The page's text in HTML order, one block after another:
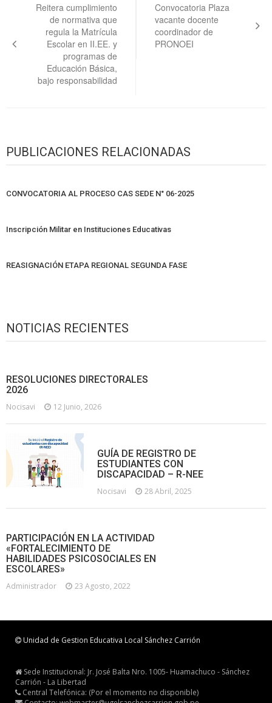
entradas
Reitera cumplimiento
de normativa que
regula la Matrícula
Escolar en II.EE. y
programas de
Educación Básica,
bajo responsabilidad
Convocatoria Plaza
vacante docente
coordinador de
PRONOEI
PUBLICACIONES RELACIONADAS
CONVOCATORIA AL PROCESO CAS SEDE N° 06-2025
Inscripción Militar en Instituciones Educativas
REASIGNACIÓN ETAPA REGIONAL SEGUNDA FASE
NOTICIAS RECIENTES
RESOLUCIONES DIRECTORALES
2026
Nocisavi 12 Junio, 2026
GUÍA DE REGISTRO DE
ESTUDIANTES CON
DISCAPACIDAD – R-NEE
Nocisavi 28 Abril, 2025
PARTICIPACIÓN EN LA ACTIVIDAD
«FORTALECIMIENTO DE
HABILIDADES PSICOSOCIALES EN
ESCOLARES»
Administrador 23 Agosto, 2022
Unidad de Gestion Educativa Local Sánchez Carrión
Sede Institucional: Jr. José Balta Nro. 1005- Huamachuco - Sánchez
Carrión - La Libertad
Central Telefónica: (Por el momento no disponible)